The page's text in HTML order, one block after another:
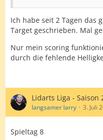
Ich habe seit 2 Tagen das
Target geschrieben. Mal
Nur mein scoring
durch die fehlende
Lidarts Liga - Saison
langsamer larry 3. Juli
Spieltag 8